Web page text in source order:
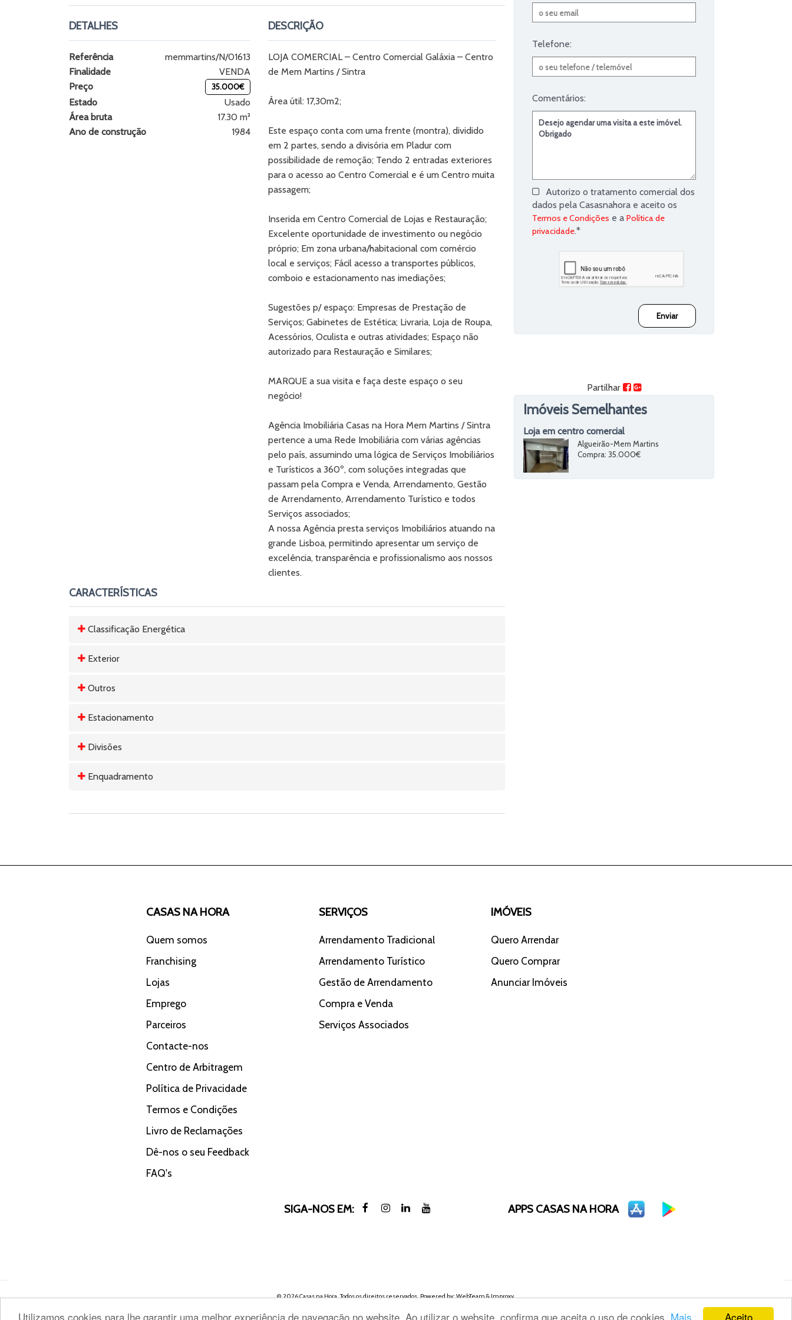
Aceito
Utilizamos cookies para lhe garantir uma melhor experiência de navegação no website. Ao utilizar o website, confirma que aceita o uso de cookies. Mais
DETALHES
Referência
memmartins/N/01613
Finalidade
VENDA
Preço
35.000€
Estado
Usado
Área bruta
17.30 m²
Ano de construção
1984
DESCRIÇÃO
LOJA COMERCIAL – Centro Comercial Galáxia – Centro
de Mem Martins / Sintra
Área útil: 17,30m2;
Este espaço conta com uma frente (montra), dividido
em 2 partes, sendo a divisória em Pladur com
possibilidade de remoção; Tendo 2 entradas exteriores
para o acesso ao Centro Comercial e é um Centro muita
passagem;
Inserida em Centro Comercial de Lojas e Restauração;
Excelente oportunidade de investimento ou negócio
próprio; Em zona urbana/habitacional com comércio
local e serviços; Fácil acesso a transportes públicos,
comboio e estacionamento nas imediações;
Sugestões p/ espaço: Empresas de Prestação de
Serviços; Gabinetes de Estética; Livraria, Loja de Roupa,
Acessórios, Oculista e outras atividades; Espaço não
autorizado para Restauração e Similares;
MARQUE a sua visita e faça deste espaço o seu
negócio!
Agência Imobiliária Casas na Hora Mem Martins / Sintra
pertence a uma Rede Imobiliária com várias agências
pelo país, assumindo uma lógica de Serviços Imobiliários
e Turísticos a 360º, com soluções integradas que
passam pela Compra e Venda, Arrendamento, Gestão
de Arrendamento, Arrendamento Turístico e todos
Serviços associados;
A nossa Agência presta serviços Imobiliários atuando na
grande Lisboa, permitindo apresentar um serviço de
excelência, transparência e profissionalismo aos nossos
clientes.
CARACTERÍSTICAS
Classificação Energética
Exterior
Outros
Estacionamento
Divisões
Enquadramento
Telefone:
Comentários:
Autorizo o tratamento comercial dos
dados pela Casasnahora e aceito os
Termos e Condições e a Política de
privacidade.*
Partilhar
Imóveis Semelhantes
Loja em centro comercial
Algueirão-Mem Martins
Compra: 35.000€
CASAS NA HORA
Quem somos
Franchising
Lojas
Emprego
Parceiros
Contacte-nos
Centro de Arbitragem
Política de Privacidade
Termos e Condições
Livro de Reclamações
Dê-nos o seu Feedback
FAQ's
SERVIÇOS
Arrendamento Tradicional
Arrendamento Turístico
Gestão de Arrendamento
Compra e Venda
Serviços Associados
IMÓVEIS
Quero Arrendar
Quero Comprar
Anunciar Imóveis
APPS CASAS NA HORA
SIGA-NOS EM:
© 2026 Casas na Hora. Todos os direitos reservados. Powered by:WebTeam &Improxy.